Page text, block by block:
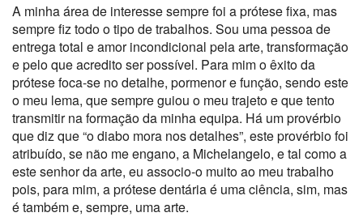
A minha área de interesse sempre foi a prótese fixa, mas
sempre fiz todo o tipo de trabalhos. Sou uma pessoa de
entrega total e amor incondicional pela arte, transformação
e pelo que acredito ser possível. Para mim o êxito da
prótese foca-se no detalhe, pormenor e função, sendo este
o meu lema, que sempre guiou o meu trajeto e que tento
transmitir na formação da minha equipa. Há um provérbio
que diz que “o diabo mora nos detalhes”, este provérbio foi
atribuído, se não me engano, a Michelangelo, e tal como a
este senhor da arte, eu associo-o muito ao meu trabalho
pois, para mim, a prótese dentária é uma ciência, sim, mas
é também e, sempre, uma arte.